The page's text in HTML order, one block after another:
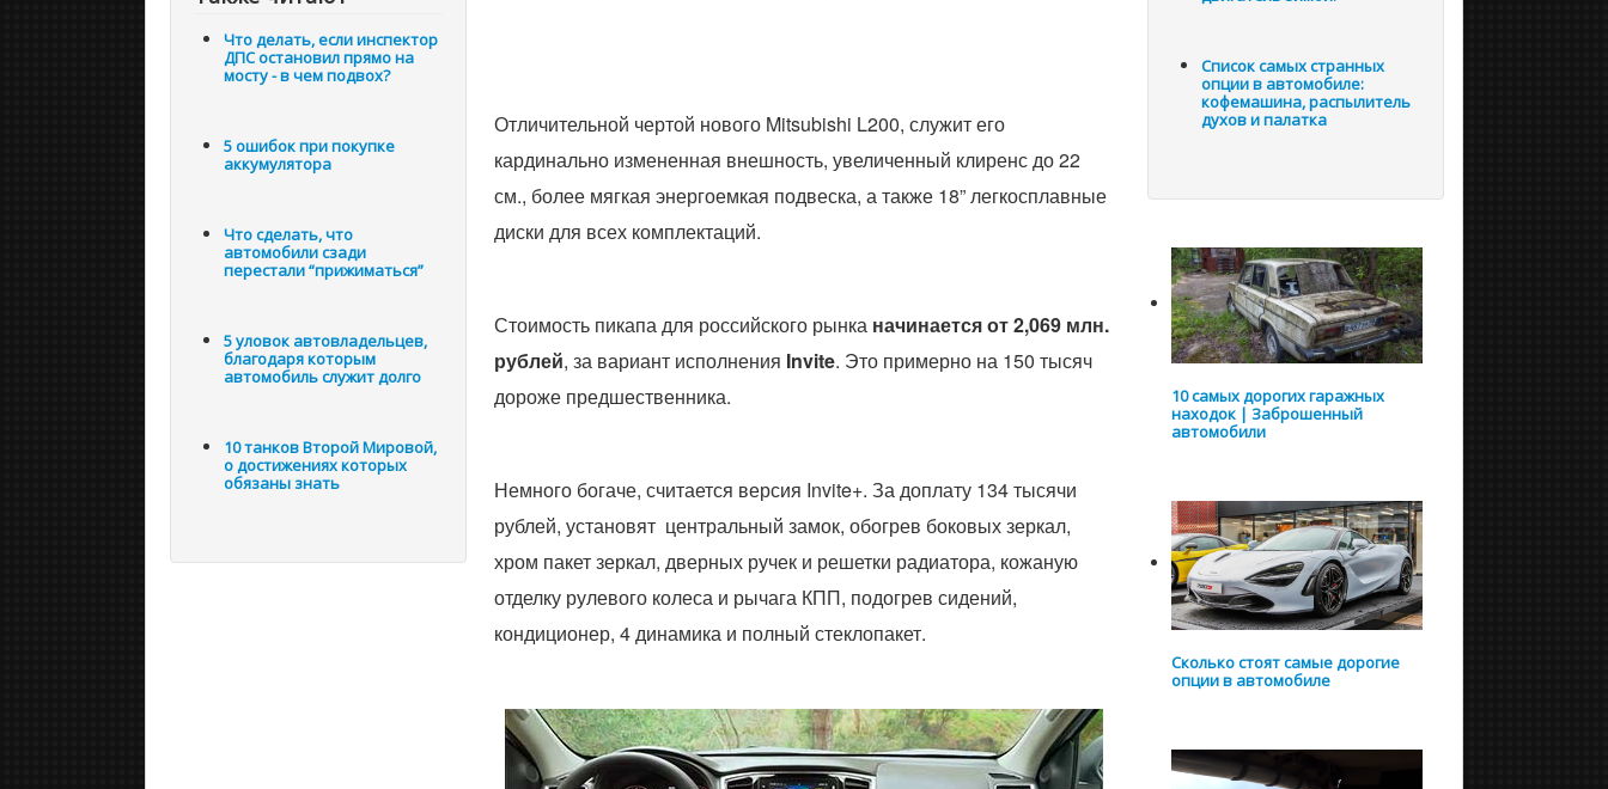
Что делать, если инспектор
ДПС остановил прямо на
мосту - в чем подвох?
5 ошибок при покупке
аккумулятора
Что сделать, что
автомобили сзади
перестали “прижиматься”
5 уловок автовладельцев,
благодаря которым
автомобиль служит долго
10 танков Второй Мировой,
о достижениях которых
обязаны знать
Отличительной чертой нового Mitsubishi L200, служит его
кардинально измененная внешность, увеличенный клиренс до 22
см., более мягкая энергоемкая подвеска, а также 18” легкосплавные
диски для всех комплектаций.
Стоимость пикапа для российского рынка начинается от 2,069 млн.
рублей, за вариант исполнения Invite. Это примерно на 150 тысяч
дороже предшественника.
Немного богаче, считается версия Invite+. За доплату 134 тысячи
рублей, установят центральный замок, обогрев боковых зеркал,
хром пакет зеркал, дверных ручек и решетки радиатора, кожаную
отделку рулевого колеса и рычага КПП, подогрев сидений,
кондиционер, 4 динамика и полный стеклопакет.
Список самых странных
опции в автомобиле:
кофемашина, распылитель
духов и палатка
10 самых дорогих гаражных
находок | Заброшенный
автомобили
Сколько стоят самые дорогие
опции в автомобиле